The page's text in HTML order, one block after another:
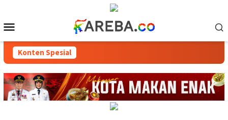
konten
Mobile
Konten Spesial